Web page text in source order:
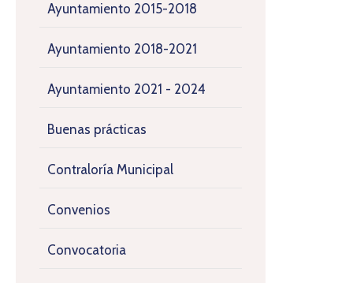
Ayuntamiento 2015-2018
Ayuntamiento 2018-2021
Ayuntamiento 2021 - 2024
Buenas prácticas
Contraloría Municipal
Convenios
Convocatoria